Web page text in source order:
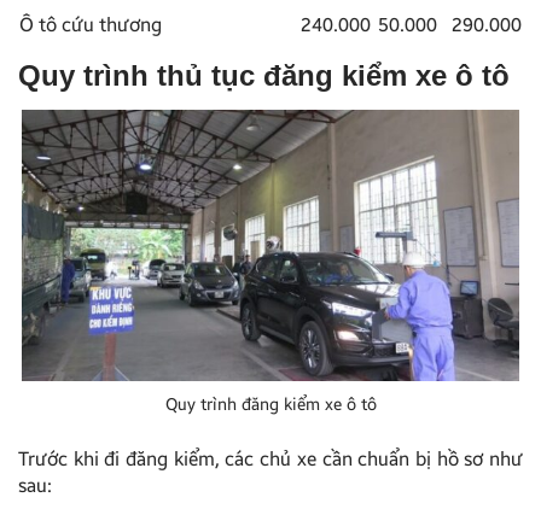
Ô tô cứu thương 240.000 50.000 290.000
Quy trình thủ tục đăng kiểm xe ô tô
Quy trình đăng kiểm xe ô tô
Trước khi đi đăng kiểm, các chủ xe cần chuẩn bị hồ sơ như
sau: